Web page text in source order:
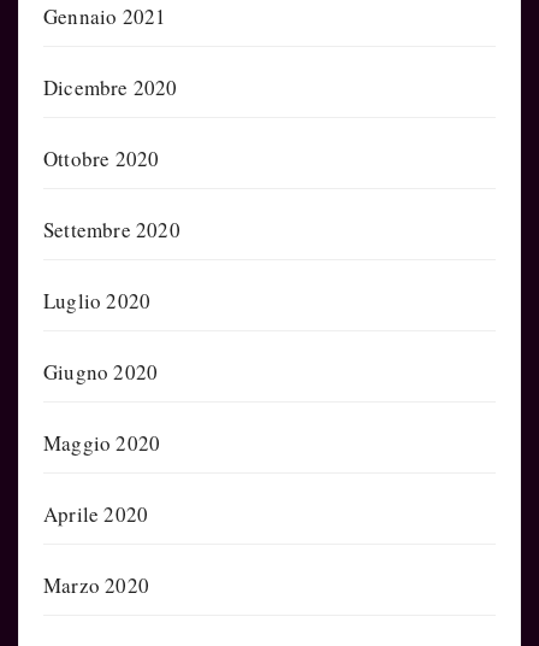
Gennaio 2021
Dicembre 2020
Ottobre 2020
Settembre 2020
Luglio 2020
Giugno 2020
Maggio 2020
Aprile 2020
Marzo 2020